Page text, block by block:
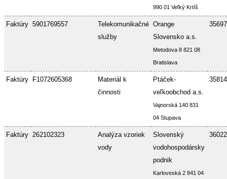
990 01 Veľký Krtíš
Faktúry 5901769557
Telekomunikačné
služby
Orange
Slovensko a.s.
Metodova 8 821 08
Bratislava
Faktúry F1072605368
Materiál k
činnosti
Ptáček-
veľkoobchod a.s.
Vajnorská 140 831
04 Stupava
Faktúry 262102323
Analýza vzoriek
vody
Slovenský
vodohospodársky
podnik
Karloveská 2 841 04